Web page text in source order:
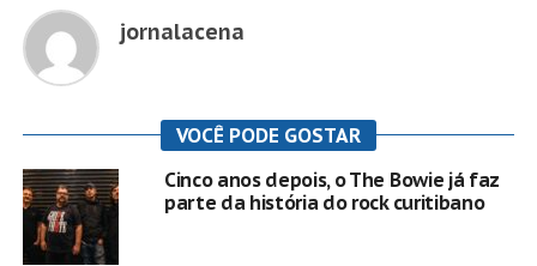
jornalacena
VOCÊ PODE GOSTAR
Cinco anos depois, o The Bowie já faz
parte da história do rock curitibano